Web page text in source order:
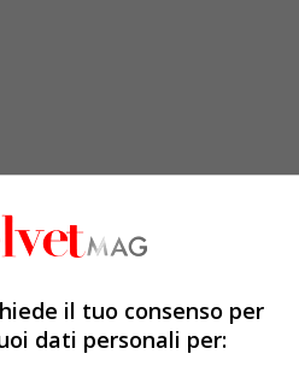
il tuo consenso per
dati personali per: